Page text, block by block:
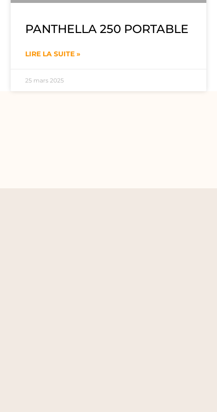
PANTHELLA 250 PORTABLE
LIRE LA SUITE »
25 mars 2025